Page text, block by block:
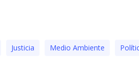
Justicia Medio Ambiente